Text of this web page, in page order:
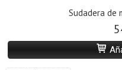
Sudadera de